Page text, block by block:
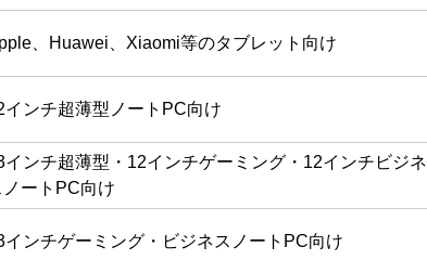
、Huawei、Xiaomi等のタブレット向け
インチ超薄型ノートPC向け
インチ超薄型・12インチゲーミング・12インチビジネ
ノートPC向け
インチゲーミング・ビジネスノートPC向け